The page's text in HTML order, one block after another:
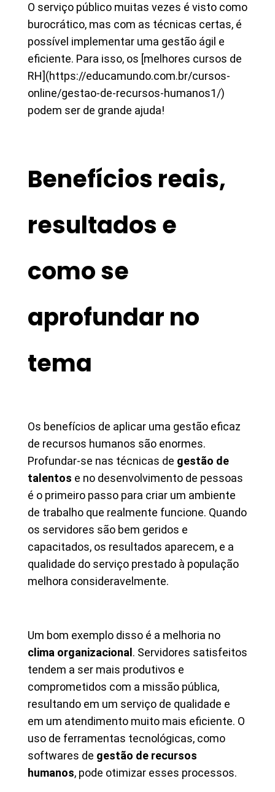
O serviço público muitas vezes é visto como
burocrático, mas com as técnicas certas, é
possível implementar uma gestão ágil e
eficiente. Para isso, os [melhores cursos de
RH](https://educamundo.com.br/cursos-
online/gestao-de-recursos-humanos1/)
podem ser de grande ajuda!
Benefícios reais,
resultados e
como se
aprofundar no
tema
Os benefícios de aplicar uma gestão eficaz
de recursos humanos são enormes.
Profundar-se nas técnicas de gestão de
talentos e no desenvolvimento de pessoas
é o primeiro passo para criar um ambiente
de trabalho que realmente funcione. Quando
os servidores são bem geridos e
capacitados, os resultados aparecem, e a
qualidade do serviço prestado à população
melhora consideravelmente.
Um bom exemplo disso é a melhoria no
clima organizacional . Servidores satisfeitos
tendem a ser mais produtivos e
comprometidos com a missão pública,
resultando em um serviço de qualidade e
em um atendimento muito mais eficiente. O
uso de ferramentas tecnológicas, como
softwares de gestão de recursos
humanos, pode otimizar esses processos.